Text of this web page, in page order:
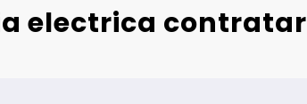
electrica contratar